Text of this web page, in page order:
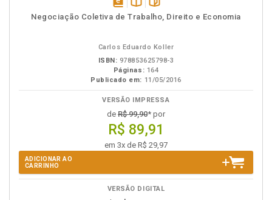
disponívelDisponível
páginas
Negociação Coletiva de Trabalho, Direito e Economia
Carlos Eduardo Koller
ISBN: 978853625798-3
Páginas: 164
Publicado em: 11/05/2016
VERSÃO IMPRESSA
de R$ 99,90* por
R$ 89,91
em 3x de R$ 29,97
ADICIONAR AO
CARRINHO
VERSÃO DIGITAL